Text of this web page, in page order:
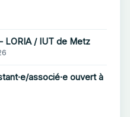
/ IUT de Metz
associé·e ouvert à